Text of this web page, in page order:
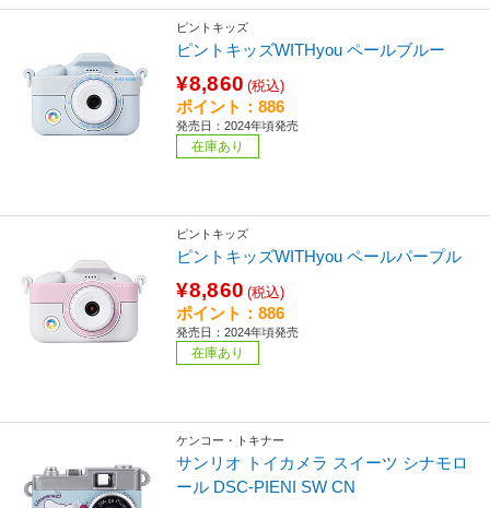
ピントキッズ
ピントキッズWITHyou ペールブルー
¥8,860 (税込)
ポイント：886
発売日：2024年頃発売
在庫あり
ピントキッズ
ピントキッズWITHyou ペールパープル
¥8,860 (税込)
ポイント：886
発売日：2024年頃発売
在庫あり
ケンコー・トキナー
サンリオ トイカメラ スイーツ シナモロ
ール DSC-PIENI SW CN